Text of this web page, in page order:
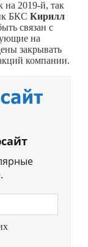
на 2019‑й, так
БКС Кирилл
связан с
на
закрывать
компании.